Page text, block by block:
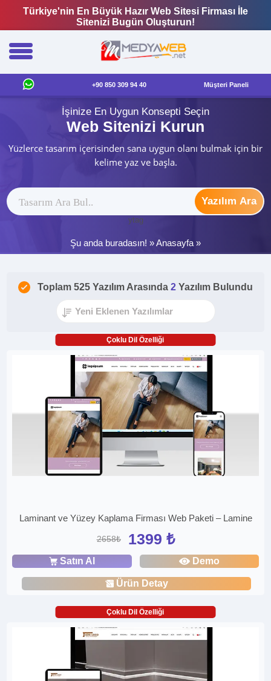
Türkiye'nin En Büyük Hazır Web Sitesi Firması İle
Sitenizi Bugün Oluşturun!
+90 850 309 94 40 Müşteri Paneli
İşinize En Uygun Konsepti Seçin
Web Sitenizi Kurun
Yüzlerce tasarım içerisinden sana uygun olanı bulmak için bir
kelime yaz ve başla.
Yazılım Ara
ytag
Şu anda buradasın! »Anasayfa »
Toplam 525 Yazılım Arasında 2 Yazılım Bulundu
Çoklu Dil Özelliği
Laminant ve Yüzey Kaplama Firması Web Paketi – Lamine
2658₺ 1399 ₺
Satın Al Demo
Ürün Detay
Çoklu Dil Özelliği